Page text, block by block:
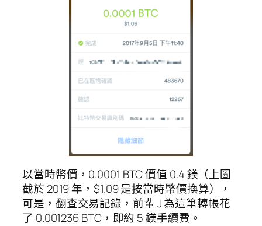
以當時幣價，0.0001 BTC 價值 0.4 鎂（上圖
截於 2019 年，$1.09 是按當時幣價換算），
可是，翻查交易記錄，前輩 J 為這筆轉帳花
了 0.001236 BTC，即約 5 鎂手續費。